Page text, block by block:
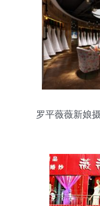
罗平薇薇新娘